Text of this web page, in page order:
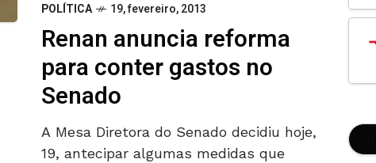
POLÍTICA 19, fevereiro, 2013
Renan anuncia reforma
para conter gastos no
Senado
A Mesa Diretora do Senado decidiu hoje,
19, antecipar algumas medidas que